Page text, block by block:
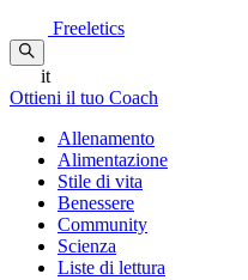
Freeletics
it
Ottieni il tuo Coach
Allenamento
Alimentazione
Stile di vita
Benessere
Community
Scienza
Liste di lettura